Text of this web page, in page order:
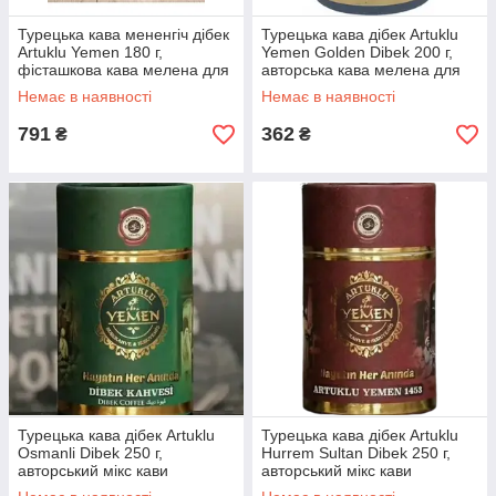
Турецька кава мененгіч дібек
Artuklu Yemen 180 г,
фісташкова кава мелена для
турки
Немає в наявності
791 ₴
Турецька кава дібек Artuklu
Yemen Golden Dibek 200 г,
авторська кава мелена для
турки
Немає в наявності
362 ₴
Турецька кава дібек Artuklu
Osmanli Dibek 250 г,
авторський мікс кави
Турецька кава дібек Artuklu
Hurrem Sultan Dibek 250 г,
авторський мікс кави